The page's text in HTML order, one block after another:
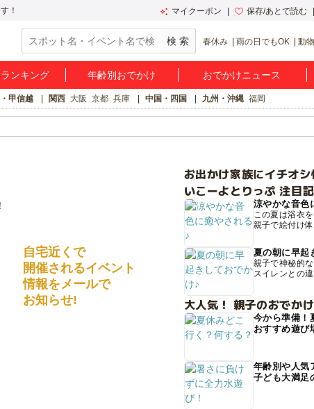
！ マイクーポン 保存/あとで読む
春休み 雨の日でもOK 動
ランキング 年齢別おでかけ おでかけニュース
甲信越 関西 大阪 京都 兵庫 中国・四国 九州・沖縄 福岡
自宅近くで
開催されるイベント
情報をメールで
お知らせ!
お出かけ家族にイチオシ
いこーよとりっぷ 注目
涼やかな音色
この夏は浴衣
親子で絵付け
夏の朝に早起
親子で神秘的
スイレンとの
大人気！ 親子のおでか
今から準備！
おすすめ遊び
年齢別や人気
子ども大満足